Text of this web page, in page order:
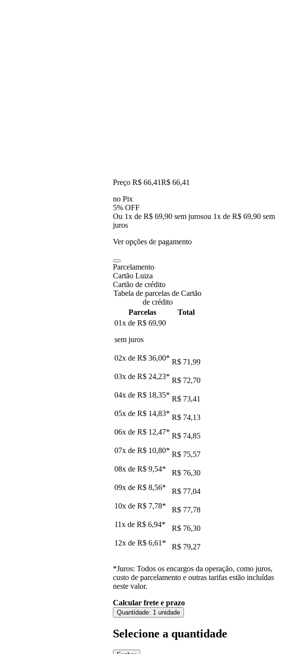
Preço R$ 66,41R$ 66,41
no Pix
5% OFF
Ou 1x de R$ 69,90 sem jurosou 1x de R$ 69,90 sem
juros
Ver opções de pagamento
Parcelamento
Cartão Luiza
Cartão de crédito
Tabela de parcelas de Cartão
de crédito
Parcelas
Total
01x de R$ 69,90
sem juros
02x de R$ 36,00* R$ 71,99
03x de R$ 24,23* R$ 72,70
04x de R$ 18,35* R$ 73,41
05x de R$ 14,83* R$ 74,13
06x de R$ 12,47* R$ 74,85
07x de R$ 10,80* R$ 75,57
08x de R$ 9,54*
R$ 76,30
09x de R$ 8,56*
R$ 77,04
10x de R$ 7,78*
R$ 77,78
11x de R$ 6,94*
R$ 76,30
12x de R$ 6,61 * R$ 79,27
*Juros: Todos os encargos da operação, como juros,
custo de parcelamento e outras tarifas estão incluídas
neste valor.
Calcular frete e prazo
Quantidade: 1 unidade
Selecione a quantidade